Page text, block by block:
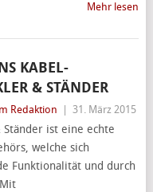
Mehr lesen
KABEL-
& STÄNDER
Redaktion 31. März 2015
ist eine echte
welche sich
Funktionalität und durch